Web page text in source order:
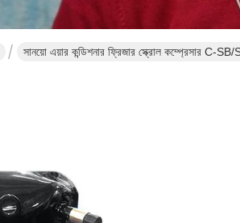
সানয়ো এয়ার কন্ডিশনার ফ্রিজার স্ক্রোল কম্প্রেসার C-